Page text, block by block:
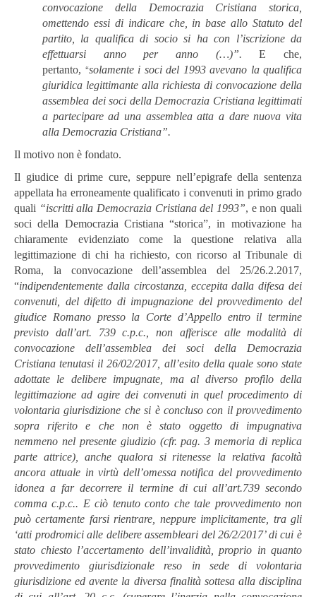
convocazione
della Democrazia Cristiana
storica,
omettendo essi di indicare che, in base allo Statuto del
partito, la qualifica di sociosi ha con l’iscrizione da
effettuarsi
anno per anno (…)”. E che,
pertanto, “solamente i soci del 1993 avevano la qualifica
giuridica legittimante alla richiesta di convocazione della
assemblea dei soci della Democrazia Cristiana legittimati
a partecipare ad una assemblea atta a dare nuova vita
alla Democrazia Cristiana”.
Il motivo non è fondato.
Il giudice di prime cure, seppure nell’epigrafe della sentenza
appellata ha erroneamente qualificato i convenuti in primo grado
quali “iscritti alla Democrazia Cristiana del 1993”, e non quali
soci della Democrazia Cristiana “storica”, in motivazione ha
chiaramente evidenziato come la questione relativa alla
legittimazione di chi ha richiesto, con ricorso al Tribunale di
Roma, la convocazione dell’assemblea del 25/26.2.2017,
“indipendentemente dalla circostanza, eccepita dalla difesa dei
convenuti, del difetto di impugnazione del provvedimento del
giudice Romano presso la Corte d’Appello entro il termine
previsto dall’art. 739 c.p.c.,
non afferisce alle modalità di
convocazione dell’assemblea dei soci della Democrazia
Cristiana tenutasi il 26/02/2017, all’esito della quale sono state
adottate le delibere impugnate, ma al diverso profilo della
legittimazione ad agire dei convenuti in quel procedimento di
volontaria giurisdizione che si è concluso con il provvedimento
sopra riferito e che non è stato oggetto di impugnativa
nemmeno nel presente giudizio (cfr. pag. 3 memoria di replica
parte attrice), anche qualora si ritenesse la relativa facoltà
ancora attuale in virtù dell’omessa notifica del provvedimento
idonea a far decorrere il termine di cui all’art.739 secondo
comma c.p.c.. E ciò tenuto conto che tale provvedimento non
può certamente farsi rientrare, neppure implicitamente, tra gli
‘atti prodromici alle delibere assembleari del 26/2/2017’ di cui è
stato chiesto l’accertamento dell’invalidità, proprio in quanto
provvedimento giurisdizionale reso in sede di volontaria
giurisdizione ed avente la diversa finalità sottesa alla disciplina